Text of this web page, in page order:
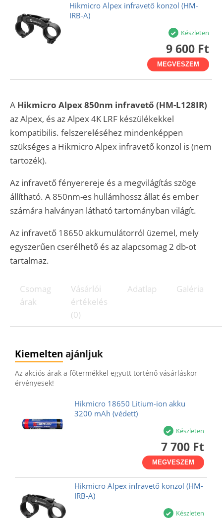
Hikmicro Alpex infravető konzol (HM-
IRB-A)
Készleten
9 600 Ft
MEGVESZEM
A Hikmicro Alpex 850nm infravető (HM-L128IR)
az Alpex, és az Alpex 4K LRF készülékekkel
kompatibilis. felszereléséhez mindenképpen
szükséges a Hikmicro Alpex infravető konzol is (nem
tartozék).
Az infravető fényerereje és a megvilágítás szöge
állítható. A 850nm-es hullámhossz állat és ember
számára halványan látható tartományban világít.
Az infravető 18650 akkumulátorról üzemel, mely
egyszerűen cserélhető és az alapcsomag 2 db-ot
tartalmaz.
Csomag
árak
Vásárlói
értékelés
(0)
Adatlap Galéria
Kiemelten ajánljuk
Az akciós árak a főtermékkel együtt történő vásárláskor
érvényesek!
Hikmicro 18650 Litium-ion akku
3200 mAh (védett)
Készleten
7 700 Ft
MEGVESZEM
Hikmicro Alpex infravető konzol (HM-
IRB-A)
Készleten